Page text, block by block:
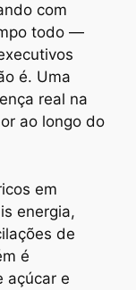
com
todo —
é. Uma
real na
ao longo do
em
energia,
de
é
açúcar e